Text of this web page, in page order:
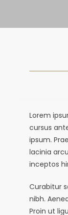
Lorem
cursus
ipsum.
lacinia
inceptos
Curabitur
nibh.
Proin ut